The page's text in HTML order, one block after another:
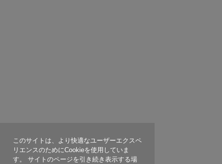
このサイトは、より快適なユーザーエクスペ
リエンスのためにCookieを使用していま
す。 サイトのページを引き続き表示する場